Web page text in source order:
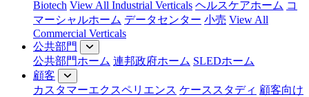
Biotech View All Industrial Verticals ヘルスケアホーム コ
マーシャルホーム データセンター 小売 View All
Commercial Verticals
公共部門
公共部門ホーム 連邦政府ホーム SLEDホーム
顧客
カスタマーエクスペリエンス ケーススタディ 顧客向け